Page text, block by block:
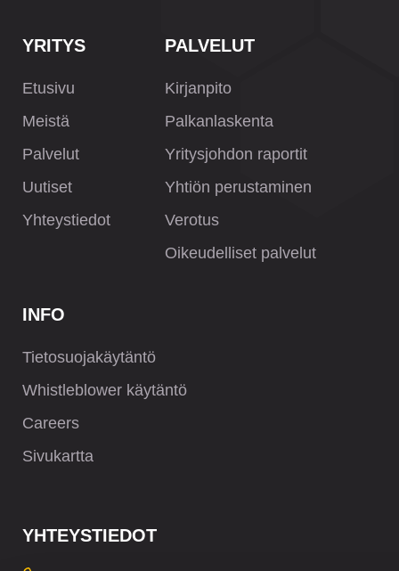
YRITYS
Etusivu
Meistä
Palvelut
Uutiset
Yhteystiedot
PALVELUT
Kirjanpito
Palkanlaskenta
Yritysjohdon raportit
Yhtiön perustaminen
Verotus
Oikeudelliset palvelut
INFO
Tietosuojakäytäntö
Whistleblower käytäntö
Careers
Sivukartta
YHTEYSTIEDOT